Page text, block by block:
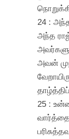
24 :
அந்த
அவன்
25 :